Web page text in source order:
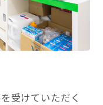
受けていただく